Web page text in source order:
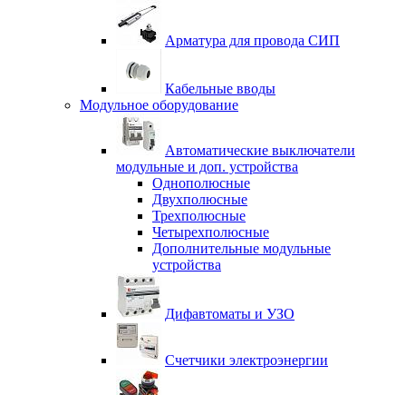
Арматура для провода СИП
Кабельные вводы
Модульное оборудование
Автоматические выключатели
модульные и доп. устройства
Однополюсные
Двухполюсные
Трехполюсные
Четырехполюсные
Дополнительные модульные
устройства
Дифавтоматы и УЗО
Счетчики электроэнергии